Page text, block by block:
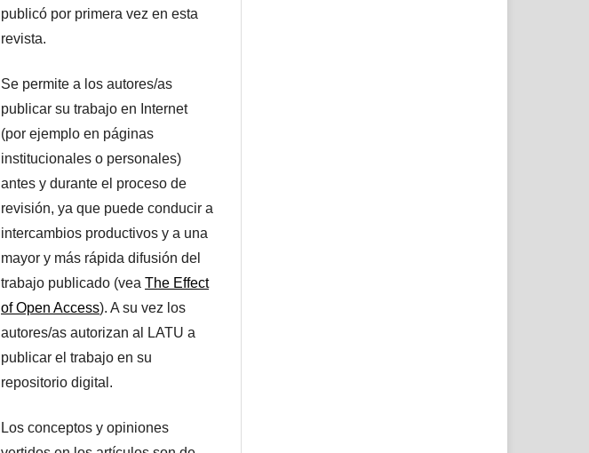
publicó por primera vez en esta
revista.
Se permite a los autores/as
publicar su trabajo en Internet
(por ejemplo en páginas
institucionales o personales)
antes y durante el proceso de
revisión, ya que puede conducir a
intercambios productivos y a una
mayor y más rápida difusión del
trabajo publicado (vea The Effect
of Open Access). A su vez los
autores/as autorizan al LATU a
publicar el trabajo en su
repositorio digital.
Los conceptos y opiniones